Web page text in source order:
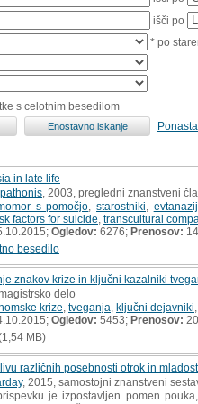
išči po
* po
s celotnim besedilom
in late life
, 2003, pregledni znanstveni
s pomočjo ,starostniki
factors for suicide transcultural
Ogledov: 6276; Prenosov:
besedilo
znakov krize in ključni kazalniki
magistrsko delo
krize tveganja ključni dejavniki
Ogledov: 5453; Prenosov:
MB)
različnih posebnosti otrok in
, 2015, samostojni znanstveni
je izpostavljen pomen